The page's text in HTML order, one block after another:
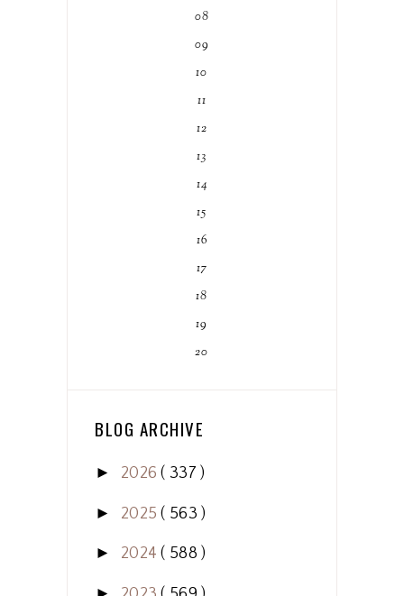
08
09
10
11
12
13
14
15
16
17
18
19
20
BLOG ARCHIVE
► 2026( 337 )
► 2025( 563 )
► 2024( 588 )